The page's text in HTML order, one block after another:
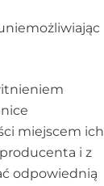
miejscem ich
i z
odpowiednią